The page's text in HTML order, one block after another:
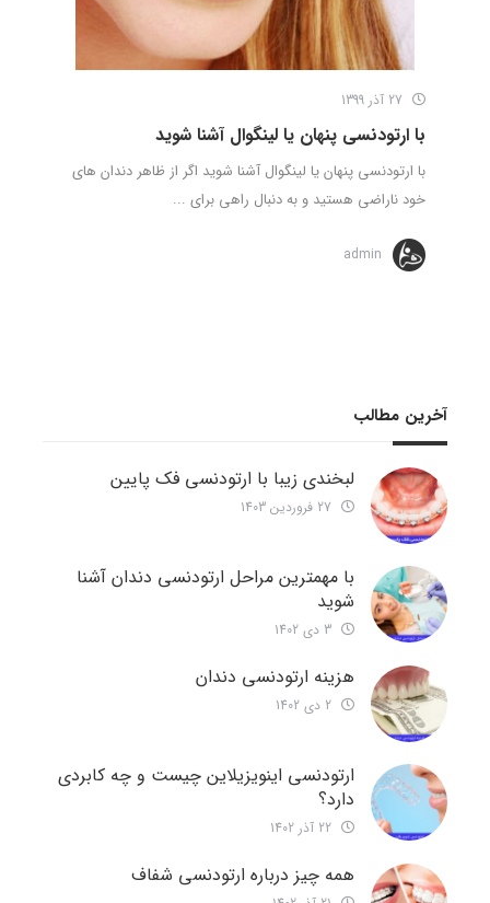
با ارتودنسی پنهان یا لینگوال آشنا شوید
با ارتودنسی پنهان یا لینگوال آشنا شوید اگر از ظاهر دندان های
خود ناراضی هستید و به دنبال راهی برای ...
admin
آخرین مطالب
لبخندی زیبا با ارتودنسی فک پایین
با مهمترین مراحل ارتودنسی دندان آشنا
شوید
هزینه ارتودنسی دندان
ارتودنسی اینویزیلاین چیست و چه کابردی
دارد؟
همه چیز درباره ارتودنسی شفاف